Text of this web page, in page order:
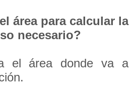
área para calcular la
necesario?
el área donde va a